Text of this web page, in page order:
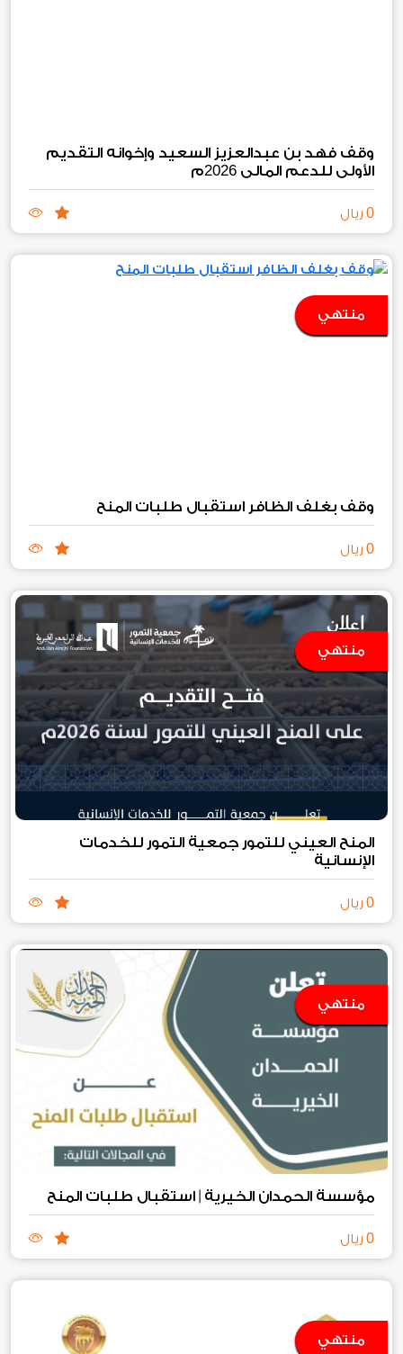
وقف فهد بن عبدالعزيز السعيد وإخوانه التقديم
الأولي للدعم المالي 2026م
0 ريال
منتهي
وقف بغلف الظافر استقبال طلبات المنح
0 ريال
منتهي
المنح العيني للتمور جمعية التمور للخدمات
الإنسانية
0 ريال
منتهي
مؤسسة الحمدان الخيرية | استقبال طلبات المنح
0 ريال
منتهي